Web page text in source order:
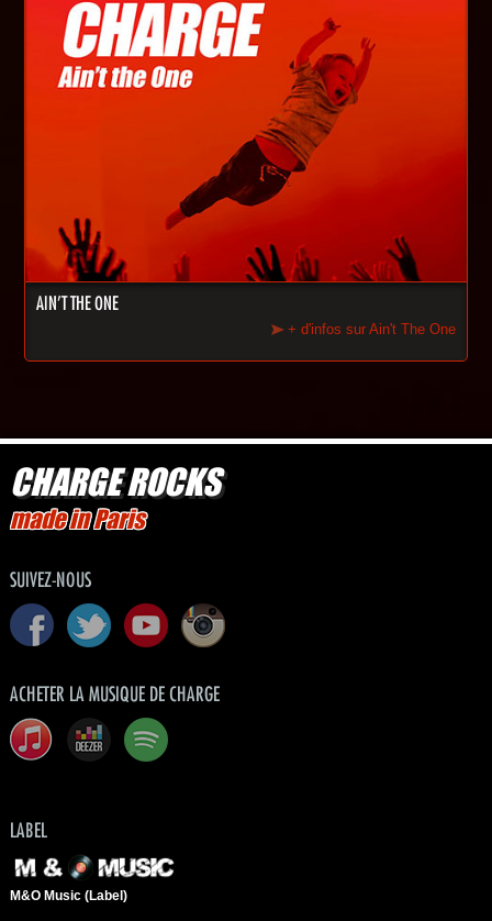
AIN'T THE ONE
+ d'infos sur Ain't The One
CHARGE ROCKS
made in Paris
SUIVEZ-NOUS
ACHETER LA MUSIQUE DE CHARGE
LABEL
M&O Music (Label)